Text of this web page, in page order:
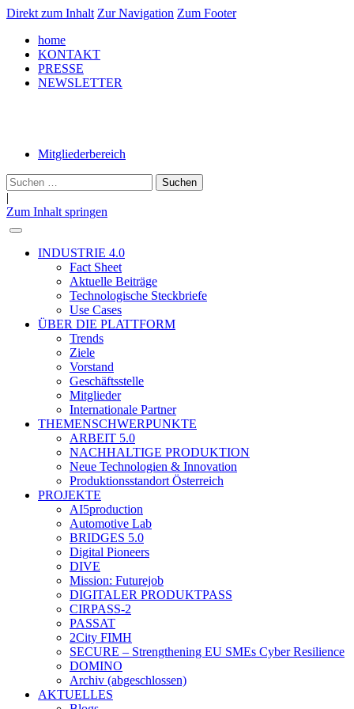
Direkt zum Inhalt Zur Navigation Zum Footer
home
KONTAKT
PRESSE
NEWSLETTER
Mitgliederbereich
Suche
nach:
|
Zum Inhalt springen
INDUSTRIE 4.0
Fact Sheet
Aktuelle Beiträge
Technologische Steckbriefe
Use Cases
ÜBER DIE PLATTFORM
Trends
Ziele
Vorstand
Geschäftsstelle
Mitglieder
Internationale Partner
THEMENSCHWERPUNKTE
ARBEIT 5.0
NACHHALTIGE PRODUKTION
Neue Technologien & Innovation
Produktionsstandort Österreich
PROJEKTE
AI5production
Automotive Lab
BRIDGES 5.0
Digital Pioneers
DIVE
Mission: Futurejob
DIGITALER PRODUKTPASS
CIRPASS-2
PASSAT
2City FIMH
SECURE – Strengthening EU SMEs Cyber Resilience
DOMINO
Archiv (abgeschlossen)
AKTUELLES